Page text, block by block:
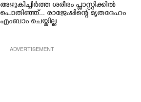
അഴുകിച്ചീർത്ത ശരീരം പ്ളാസ്റ്റിക്കിൽ
പൊതിഞ്ഞ്... രാജേഷിന്റെ മൃതദേഹം
എംബാം ചെയ്തില്ല
ADVERTISEMENT